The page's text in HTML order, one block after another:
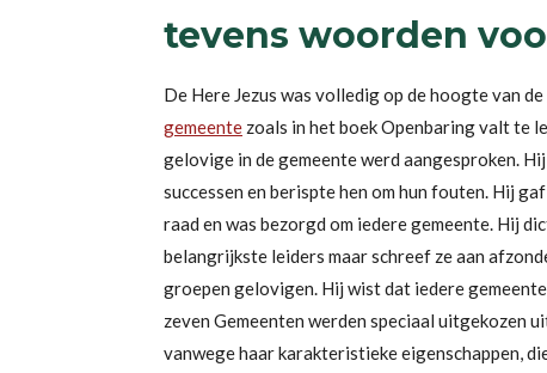
tevens woorden
De Here Jezus was volledig op de hoogte van de
gemeente zoals in het boek Openbaring valt te
gelovige in de gemeente werd aangesproken.
successen en berispte hen om hun fouten. Hij
raad en was bezorgd om iedere gemeente. Hij
belangrijkste leiders maar schreef ze aan
groepen gelovigen. Hij wist dat iedere
zeven Gemeenten werden speciaal uitgekozen
vanwege haar karakteristieke eigenschappen,